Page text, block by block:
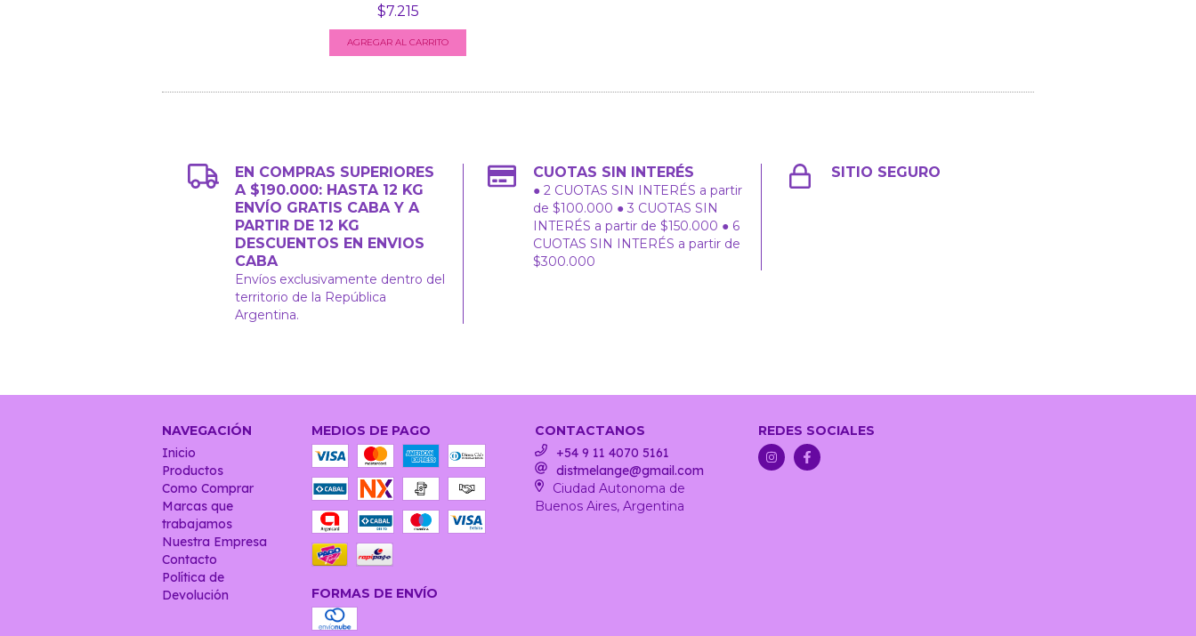
$7.215
AGREGAR AL CARRITO
EN COMPRAS SUPERIORES
A $190.000: HASTA 12 KG
ENVÍO GRATIS CABA Y A
PARTIR DE 12 KG
DESCUENTOS EN ENVIOS
CABA
Envíos exclusivamente dentro del
territorio de la República
Argentina.
CUOTAS SIN INTERÉS
● 2 CUOTAS SIN INTERÉS a partir
de $100.000 ● 3 CUOTAS SIN
INTERÉS a partir de $150.000 ● 6
CUOTAS SIN INTERÉS a partir de
$300.000
SITIO SEGURO
NAVEGACIÓN
Inicio
Productos
Como Comprar
Marcas que
trabajamos
Nuestra Empresa
Contacto
Política de
Devolución
MEDIOS DE PAGO
FORMAS DE ENVÍO
CONTACTANOS
+54 9 11 4070 5161
distmelange@gmail.com
Ciudad Autonoma de
Buenos Aires, Argentina
REDES SOCIALES